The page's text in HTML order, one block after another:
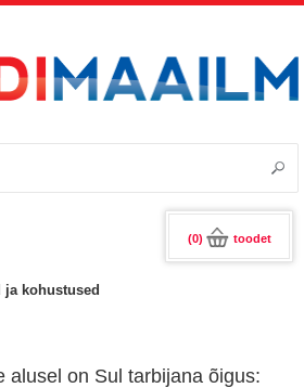
(0) toodet
kohustused
alusel on Sul tarbijana õigus: